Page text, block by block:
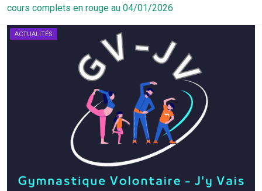
cours complets en rouge au 04/01/2026
ACTUALITÉS